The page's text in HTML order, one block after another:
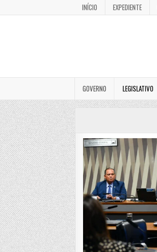
INÍCIO EXPEDIENTE
GOVERNO LEGISLATIVO